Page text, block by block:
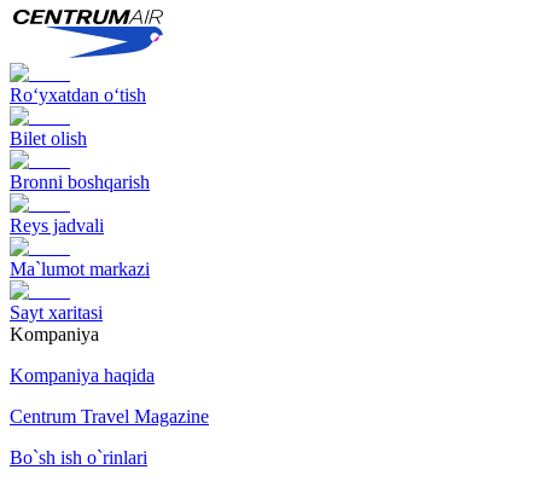
Ro‘yxatdan o‘tish
Bilet olish
Bronni boshqarish
Reys jadvali
Ma`lumot markazi
Sayt xaritasi
Kompaniya
Kompaniya haqida
Centrum Travel Magazine
Bo`sh ish o`rinlari